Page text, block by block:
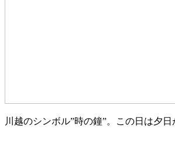
川越のシンボル”時の鐘”。この日は夕日